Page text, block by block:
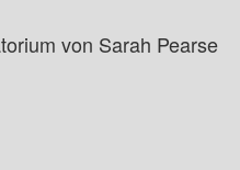
von Sarah Pearse